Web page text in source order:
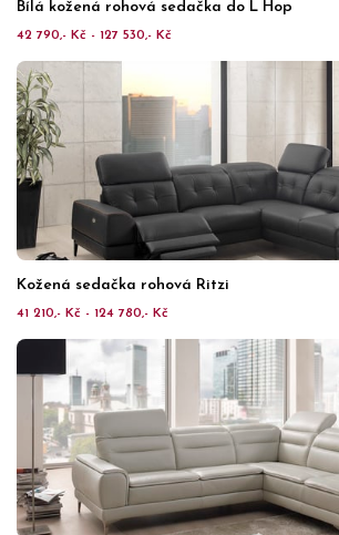
Bílá kožená rohová sedačka do L Hop
42 790,- Kč - 127 530,- Kč
Kožená sedačka rohová Ritzi
41 210,- Kč - 124 780,- Kč